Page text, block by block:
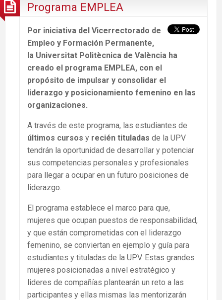
Programa EMPLEA
Por iniciativa del Vicerrectorado de
Empleo y Formación Permanente,
la Universitat Politècnica de València ha
creado el programa EMPLEA, con el
propósito de impulsar y consolidar el
liderazgo y posicionamiento femenino en las
organizaciones.
A través de este programa, las estudiantes de
últimos cursos y recién tituladas de la UPV
tendrán la oportunidad de desarrollar y potenciar
sus competencias personales y profesionales
para llegar a ocupar en un futuro posiciones de
liderazgo.
El programa establece el marco para que,
mujeres que ocupan puestos de responsabilidad,
y que están comprometidas con el liderazgo
femenino, se conviertan en ejemplo y guía para
estudiantes y tituladas de la UPV. Estas grandes
mujeres posicionadas a nivel estratégico y
lideres de compañías plantearán un reto a las
participantes y ellas mismas las mentorizarán